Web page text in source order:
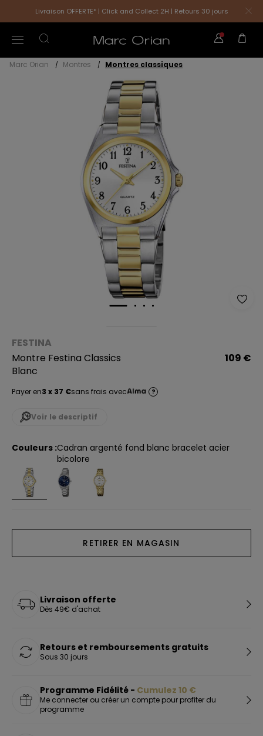
Livraison OFFERTE* | Click and Collect 2H | Retours 30 jours
Marc Orian Montres Montres classiques
FESTINA
Montre Festina Classics
Blanc
109 €
Payer en3 x 37 €sans frais avec ?
Voir le descriptif
Couleurs :cadran argenté fond blanc bracelet acier
bicolore
RETIRER EN MAGASIN
Livraison offerte
Dès 49€ d'achat
Retours et remboursements gratuits
Sous 30 jours
Programme Fidélité - Cumulez 10 €
Me connecter ou créer un compte pour profiter du
programme